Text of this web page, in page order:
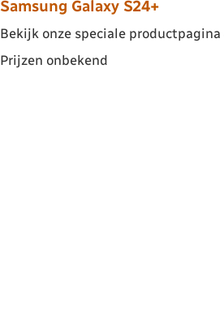
Samsung Galaxy S24+
Bekijk onze speciale
Prijzen onbekend